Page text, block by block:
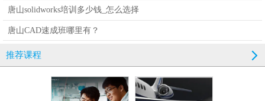
唐山solidworks培训多少钱_怎么选择
唐山CAD速成班哪里有？
推荐课程